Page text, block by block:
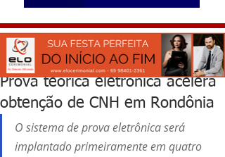
Prova teórica eletrônica acelera
obtenção de CNH em Rondônia
O sistema de prova eletrônica será
implantado primeiramente em quatro